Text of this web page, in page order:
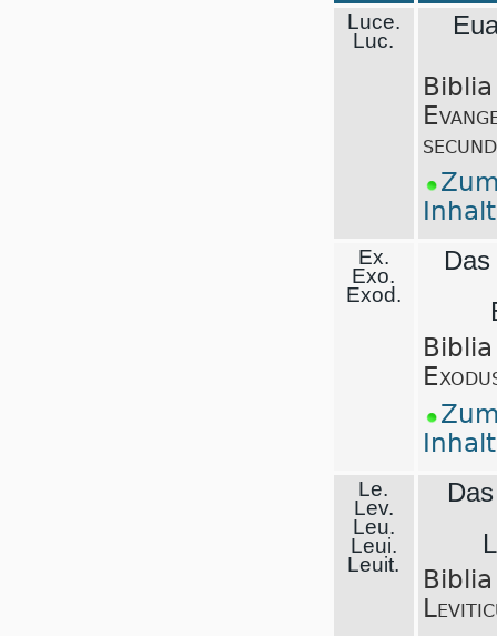
Luce.
Luc.
Ex.
Exo.
Exod.
Le.
Lev.
Leu.
Leui.
Leuit.